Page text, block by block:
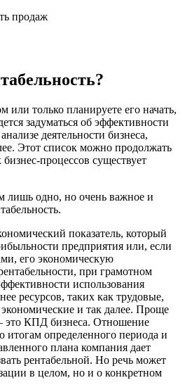
или только планируете его начать,
задуматься об эффективности
деятельности бизнеса,
Этот список можно продолжать
процессов существует
лишь одно, но очень важное и
показатель, который
предприятия или, если
его экономическую
при грамотном
использования
ресурсов, таких как трудовые,
и так далее. Проще
это КПД бизнеса. Отношение
итогам определенного периода и
плана компания дает
рентабельной. Но речь может
в целом, но и о конкретном